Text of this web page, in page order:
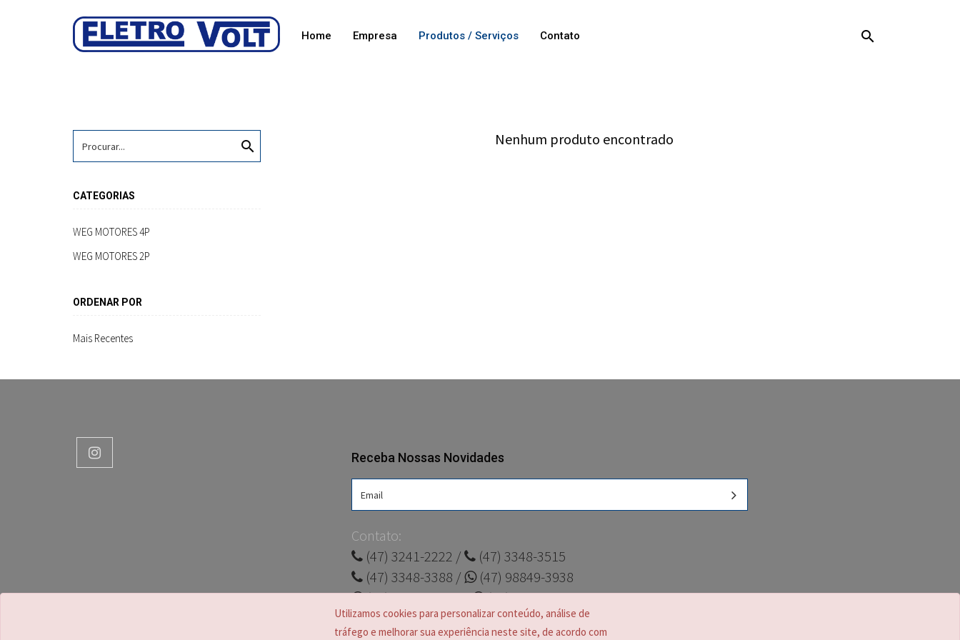
search
Home Empresa Produtos Contato
search
CATEGORIAS
WEG MOTORES 4P
WEG MOTORES 2P
ORDENAR POR
Mais Recentes
Nenhum produto encontrado
Receba Nossas Novidades
Contato:
(47) 3241-2222 /
(47) 3348-3515
(47) 3348-3388 /
(47) 98849-3938
(47) 98835-1691 /
(47) 99125-2885
junior@eletrovolt.com.br
Utilizamos cookies para personalizar conteúdo, análise de
tráfego e melhorar sua experiência neste site, de acordo com